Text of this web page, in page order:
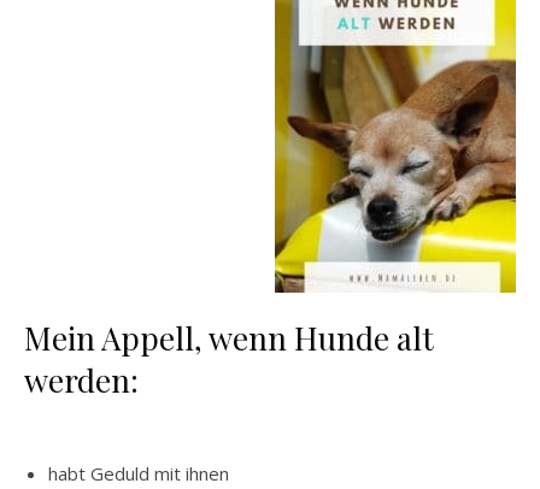
Mein Appell, wenn Hunde alt
werden:
habt Geduld mit ihnen